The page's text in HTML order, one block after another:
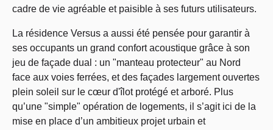
cadre de vie agréable et paisible à ses futurs utilisateurs.
La résidence Versus a aussi été pensée pour garantir à
ses occupants un grand confort acoustique grâce à son
jeu de façade dual : un "manteau protecteur" au Nord
face aux voies ferrées, et des façades largement ouvertes
plein soleil sur le cœur d'îlot protégé et arboré. Plus
qu’une "simple" opération de logements, il s’agit ici de la
mise en place d’un ambitieux projet urbain et